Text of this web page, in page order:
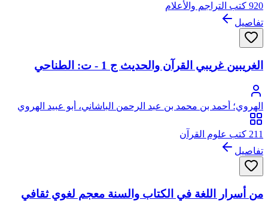
920 كتب التراجم والأعلام
تفاصيل
الغريبين غريبي القرآن والحديث ج 1 - ت: الطناحي
الهروي؛ أحمد بن محمد بن عبد الرحمن الباشاني، أبو عبيد الهروي
211 كتب علوم القرآن
تفاصيل
من أسرار اللغة في الكتاب والسنة معجم لغوي ثقافي